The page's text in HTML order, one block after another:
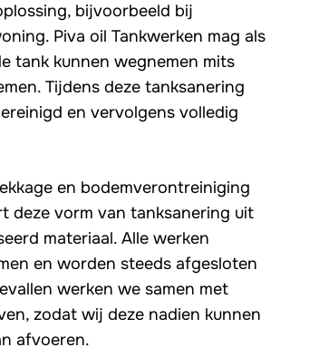
bijvoorbeeld bij
Piva oil Tankwerken mag als
tank kunnen wegnemen mits
Tijdens deze tanksanering
en vervolgens volledig
en bodemverontreiniging
deze vorm van tanksanering uit
materiaal. Alle werken
en worden steeds afgesloten
werken we samen met
zodat wij deze nadien kunnen
afvoeren.